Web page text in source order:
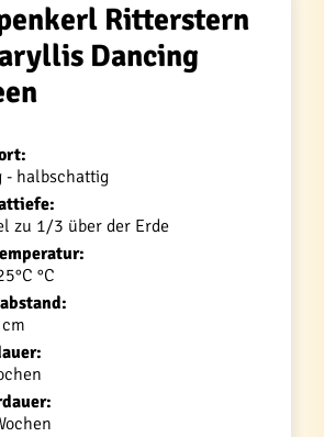
Ritterstern
Dancing
- halbschattig
zu 1/3 über der Erde
°C